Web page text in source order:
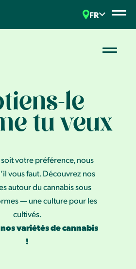
FR
le
tu veux
votre préférence, nous
vous faut. Découvrez nos
autour du cannabis sous
— une culture pour les
cultivés.
variétés de cannabis
!